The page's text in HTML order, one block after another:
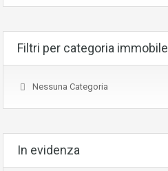
Filtri per categoria immobile
Nessuna Categoria
In evidenza